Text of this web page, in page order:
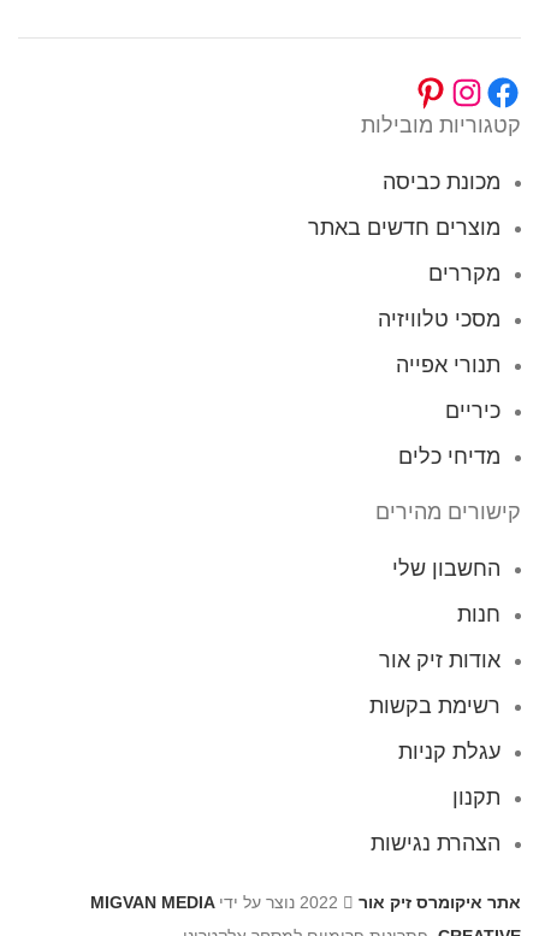
קטגוריות מובילות
מכונת כביסה
מוצרים חדשים באתר
מקררים
מסכי טלוויזיה
תנורי אפייה
כיריים
מדיחי כלים
קישורים מהירים
החשבון שלי
חנות
אודות זיק אור
רשימת בקשות
עגלת קניות
תקנון
הצהרת נגישות
אתר איקומרס זיק אור
MIGVAN MEDIA